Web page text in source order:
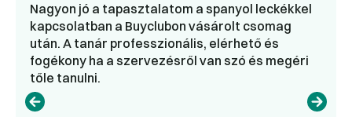
Nagyon jó a tapasztalatom a spanyol leckékkel
kapcsolatban a Buyclubon vásárolt csomag
után. A tanár professzionális, elérhető és
fogékony ha a szervezésről van szó és megéri
tőle tanulni.